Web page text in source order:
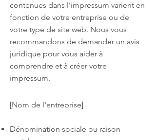
contenues dans l’impressum varient en
fonction de votre entreprise ou de
votre type de site web. Nous vous
recommandons de demander un avis
juridique pour vous aider à
comprendre et à créer votre
impressum.
[Nom de l'entreprise]
Dénomination sociale ou raison